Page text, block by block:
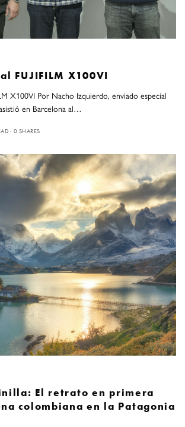
FUJIFILM X100VI
X100VI Por Nacho Izquierdo, enviado especial
en Barcelona al…
0 SHARES
El retrato en primera
colombiana en la Patagonia